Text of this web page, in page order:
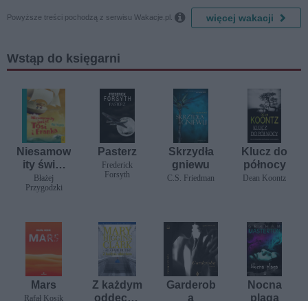
Powyższe treści pochodzą z serwisu Wakacje.pl.  więcej wakacji
Wstąp do księgarni
Niesamow
ity świat
Tosi i
Franka
Błażej
Przygodzki
Pasterz
Frederick
Forsyth
Skrzydła
gniewu
C.S. Friedman
Klucz do
północy
Dean Koontz
Mars
Rafał Kosik
Z każdym
oddeche
Garderob
a
Nocna
plaga